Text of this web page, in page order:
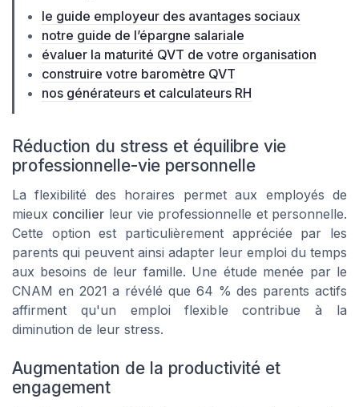
le guide employeur des avantages sociaux
notre guide de l’épargne salariale
évaluer la maturité QVT de votre organisation
construire votre baromètre QVT
nos générateurs et calculateurs RH
Réduction du stress et équilibre vie
professionnelle-vie personnelle
La flexibilité des horaires permet aux employés de
mieux concilier leur vie professionnelle et personnelle.
Cette option est particulièrement appréciée par les
parents qui peuvent ainsi adapter leur emploi du temps
aux besoins de leur famille. Une étude menée par le
CNAM en 2021 a révélé que 64 % des parents actifs
affirment qu'un emploi flexible contribue à la
diminution de leur stress.
Augmentation de la productivité et
engagement